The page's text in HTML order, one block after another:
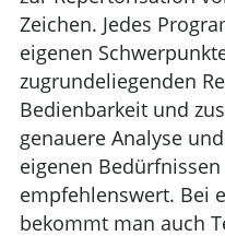
Zeichen. Jedes
eigenen
zugrundeliegenden
Bedienbarkeit und
genauere Analyse
eigenen
empfehlenswert. Bei
bekommt man auch